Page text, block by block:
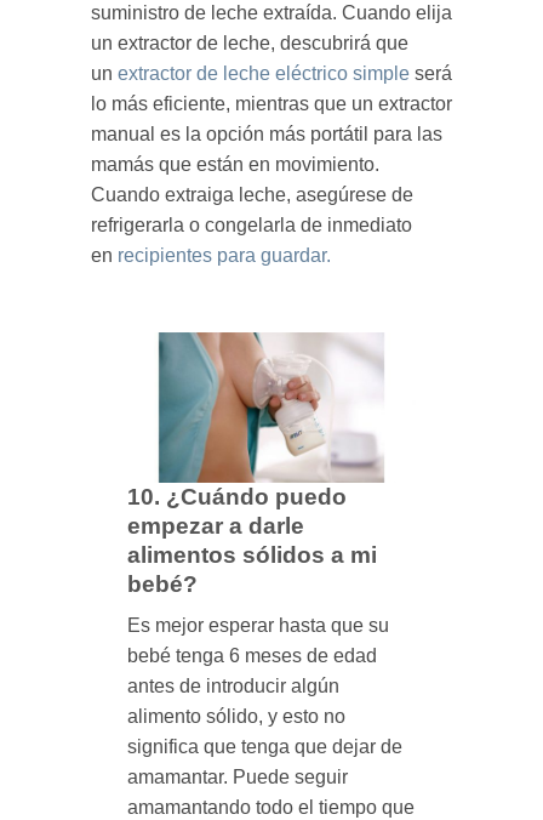
suministro de leche extraída. Cuando elija
un extractor de leche, descubrirá que
un extractor de leche eléctrico simple será
lo más eficiente, mientras que un extractor
manual es la opción más portátil para las
mamás que están en movimiento.
Cuando extraiga leche, asegúrese de
refrigerarla o congelarla de inmediato
en recipientes para guardar.
10. ¿Cuándo puedo
empezar a darle
alimentos sólidos a mi
bebé?
Es mejor esperar hasta que su
bebé tenga 6 meses de edad
antes de introducir algún
alimento sólido, y esto no
significa que tenga que dejar de
amamantar. Puede seguir
amamantando todo el tiempo que